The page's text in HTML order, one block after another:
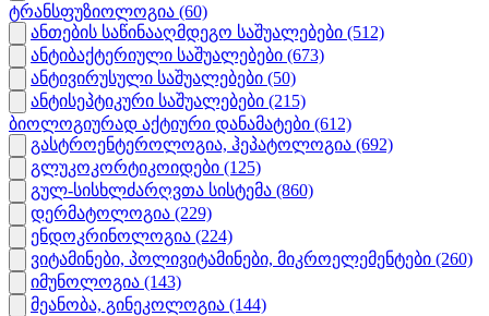
ტრანსფუზიოლოგია (60)
ანთების საწინააღმდეგო საშუალებები (512)
ანტიბაქტერიული საშუალებები (673)
ანტივირუსული საშუალებები (50)
ანტისეპტიკური საშუალებები (215)
ბიოლოგიურად აქტიური დანამატები (612)
გასტროენტეროლოგია, ჰეპატოლოგია (692)
გლუკოკორტიკოიდები (125)
გულ-სისხლძარღვთა სისტემა (860)
დერმატოლოგია (229)
ენდოკრინოლოგია (224)
ვიტამინები, პოლივიტამინები, მიკროელემენტები (260)
იმუნოლოგია (143)
მეანობა, გინეკოლოგია (144)